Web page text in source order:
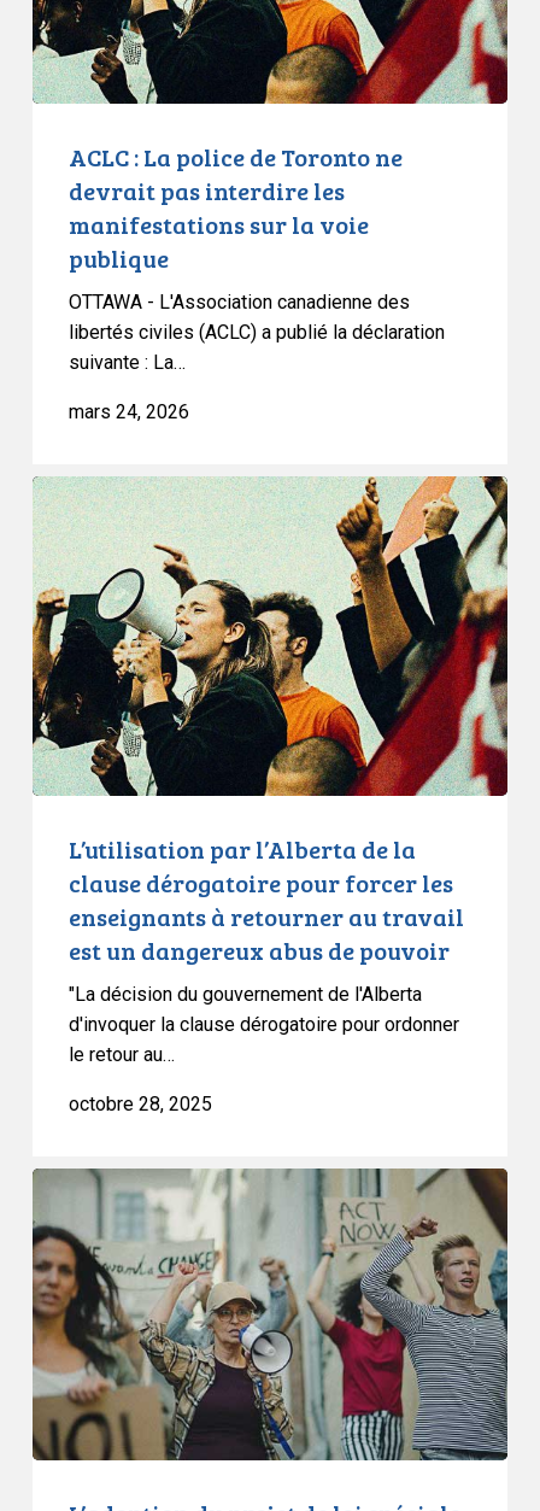
devrait
pas
interdire
publique
ACLC : La police de Toronto ne
devrait pas interdire les
manifestations sur la voie
publique
OTTAWA - L'Association canadienne des
libertés civiles (ACLC) a publié la déclaration
suivante : La…
mars 24, 2026
L’utilisation
par
l’Alberta
de
la
clause
dérogatoire
pour
forcer
les
travail
dangereux
pouvoir
L’utilisation par l’Alberta de la
clause dérogatoire pour forcer les
enseignants à retourner au travail
est un dangereux abus de pouvoir
"La décision du gouvernement de l'Alberta
d'invoquer la clause dérogatoire pour ordonner
le retour au…
octobre 28, 2025
L’adoption
projet
de
loi
spéciale
2
:
un
jour